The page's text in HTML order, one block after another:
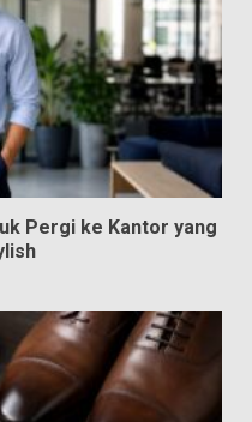
Pergi ke Kantor yang